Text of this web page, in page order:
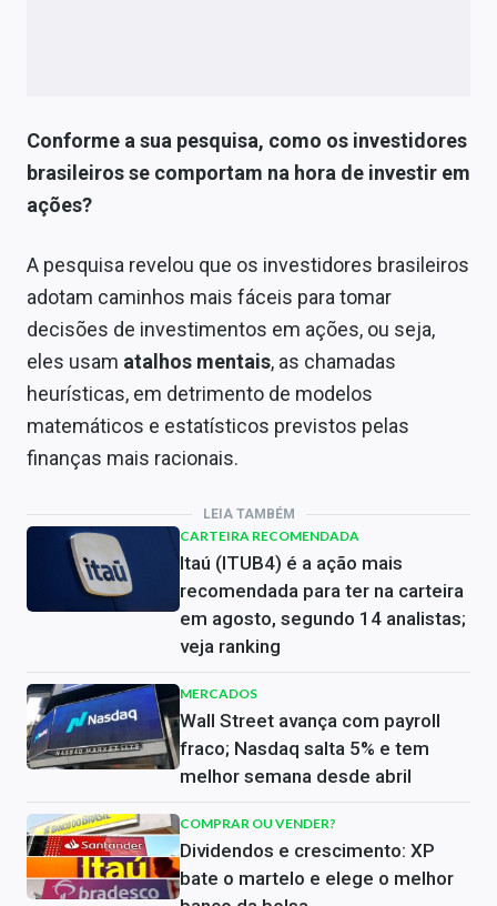
Conforme a sua pesquisa, como os investidores
brasileiros se comportam na hora de investir em
ações?
A pesquisa revelou que os investidores brasileiros
adotam caminhos mais fáceis para tomar
decisões de investimentos em ações, ou seja,
eles usam atalhos mentais, as chamadas
heurísticas, em detrimento de modelos
matemáticos e estatísticos previstos pelas
finanças mais racionais.
LEIA TAMBÉM
CARTEIRA RECOMENDADA
Itaú (ITUB4) é a ação mais
recomendada para ter na carteira
em agosto, segundo 14 analistas;
veja ranking
MERCADOS
Wall Street avança com payroll
fraco; Nasdaq salta 5% e tem
melhor semana desde abril
COMPRAR OU VENDER?
Dividendos e crescimento: XP
bate o martelo e elege o melhor